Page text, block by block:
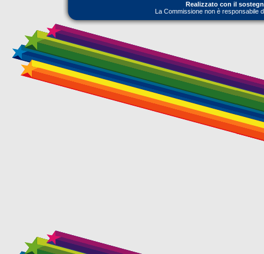
Realizzato con il
La Commissione non è responsabile